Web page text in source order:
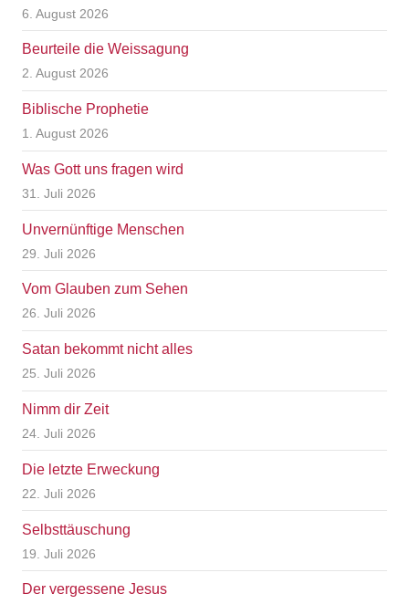
6. August 2026
Beurteile die Weissagung
2. August 2026
Biblische Prophetie
1. August 2026
Was Gott uns fragen wird
31. Juli 2026
Unvernünftige Menschen
29. Juli 2026
Vom Glauben zum Sehen
26. Juli 2026
Satan bekommt nicht alles
25. Juli 2026
Nimm dir Zeit
24. Juli 2026
Die letzte Erweckung
22. Juli 2026
Selbsttäuschung
19. Juli 2026
Der vergessene Jesus